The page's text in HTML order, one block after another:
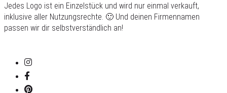
Jedes Logo ist ein Einzelstück und wird nur einmal verkauft,
inklusive aller Nutzungsrechte. 🙂 Und deinen Firmennamen
passen wir dir selbstverständlich an!